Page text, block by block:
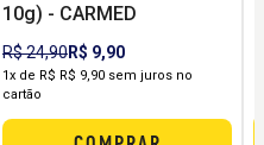
10g) - CARMED
R$ 24,90R$ 9,90
1x de R$ R$ 9,90 sem juros no
cartão